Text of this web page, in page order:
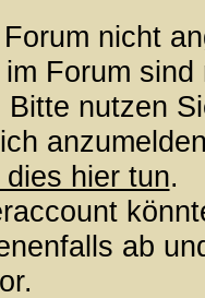
nicht
Forum
Bitte nutzen
hier tun.
ab